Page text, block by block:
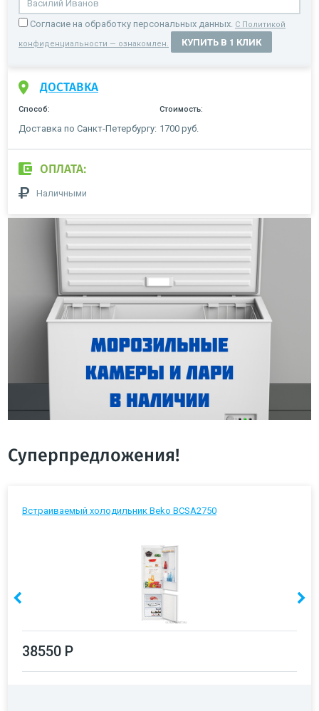
Cогласие на обработку персональных данных. С Политикой
конфиденциальности — ознакомлен. КУПИТЬ В 1 КЛИК
ДОСТАВКА
Способ: Стоимость:
Доставка по Санкт-Петербургу: 1700 руб.
ОПЛАТА:
Наличными
Суперпредложения!
Встраиваемый холодильник Beko BCSA2750
38550 Р